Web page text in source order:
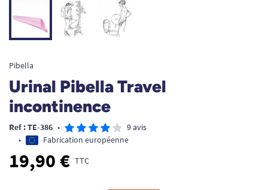
Pibella
Urinal Pibella Travel
incontinence
Ref : TE-386 •
9 avis
•
Fabrication européenne
19,90 € TTC